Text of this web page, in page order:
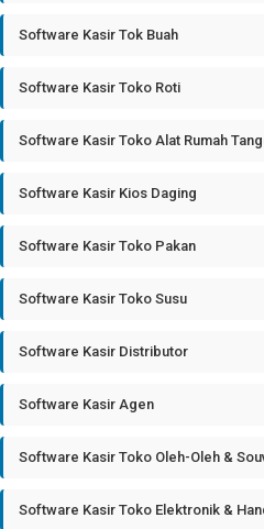
Software Kasir Tok Buah
Software Kasir Toko Roti
Software Kasir Toko Alat Rumah
Software Kasir Kios Daging
Software Kasir Toko Pakan
Software Kasir Toko Susu
Software Kasir Distributor
Software Kasir Agen
Software Kasir Toko Oleh-Oleh &
Software Kasir Toko Elektronik &